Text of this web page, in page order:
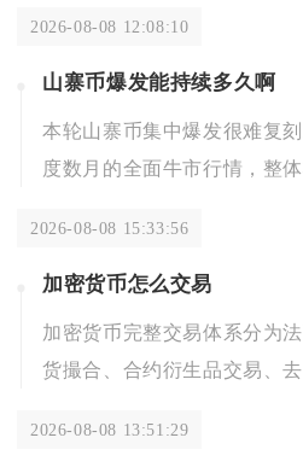
2026-08-08 12:08:10
山寨币爆发能持续多久啊
本轮山寨币集中爆发很难复
度数月的全面牛市行情，整
2026-08-08 15:33:56
加密货币怎么交易
加密货币完整交易体系分为
货撮合、合约衍生品交易、
2026-08-08 13:51:29